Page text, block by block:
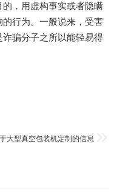
，用虚构事实或者隐瞒
行为。一般说来，受害
骗分子之所以能轻易得
大型真空包装机定制的信息